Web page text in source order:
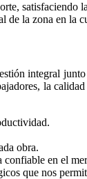
satisfaciendo
de la zona en la
integral
la
obra.
confiable en el
que nos